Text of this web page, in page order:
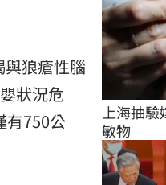
狼瘡性腦
狀況危
有750公
上海抽
敏物